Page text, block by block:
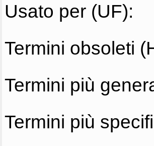
Usato per (UF):
Termini obsoleti
Termini più
Termini più